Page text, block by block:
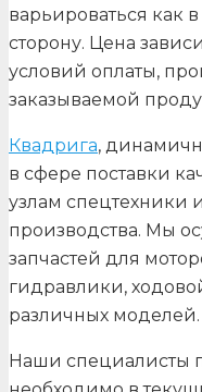
варьироваться как
сторону. Цена
условий оплаты,
заказываемой
Квадрига,
в сфере поставки
узлам спецтехники
производства. Мы
запчастей для
гидравлики,
различных моделей.
Наши специалисты